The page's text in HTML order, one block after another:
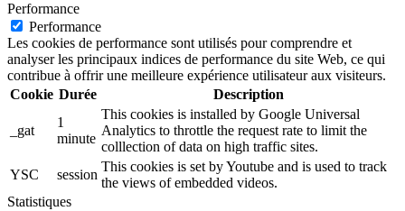
Performance
Performance
Les cookies de performance sont utilisés pour comprendre et
analyser les principaux indices de performance du site Web, ce qui
contribue à offrir une meilleure expérience utilisateur aux visiteurs.
Cookie Durée Description
_gat
1
minute
This cookies is installed by Google Universal
Analytics to throttle the request rate to limit the
colllection of data on high traffic sites.
YSC
session
This cookies is set by Youtube and is used to track
the views of embedded videos.
Statistiques